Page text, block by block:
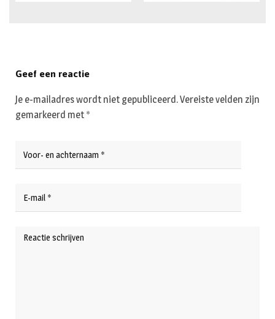
Geef een reactie
Je e-mailadres wordt niet gepubliceerd.Vereiste velden zijn
gemarkeerd met *